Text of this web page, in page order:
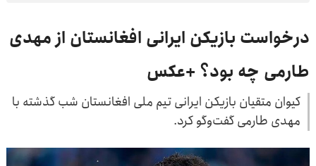
درخواست بازیکن ایرانی افغانستان از مهدی
طارمی چه بود؟ +عکس
کیوان متقیان بازیکن ایرانی تیم ملی افغانستان شب گذشته با
مهدی طارمی گفت‌وگو کرد.